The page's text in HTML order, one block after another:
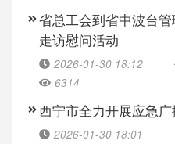
省总工会到省中波台
走访慰问活动
2026-01-30 18:12
6314
西宁市全力开展应急
2026-01-30 18:01